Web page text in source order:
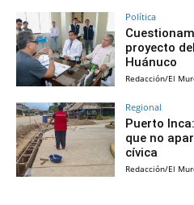
Política
proyecto
Huánuco
Redacción/El
Regional
Puerto
que no
cívica
Redacción/El